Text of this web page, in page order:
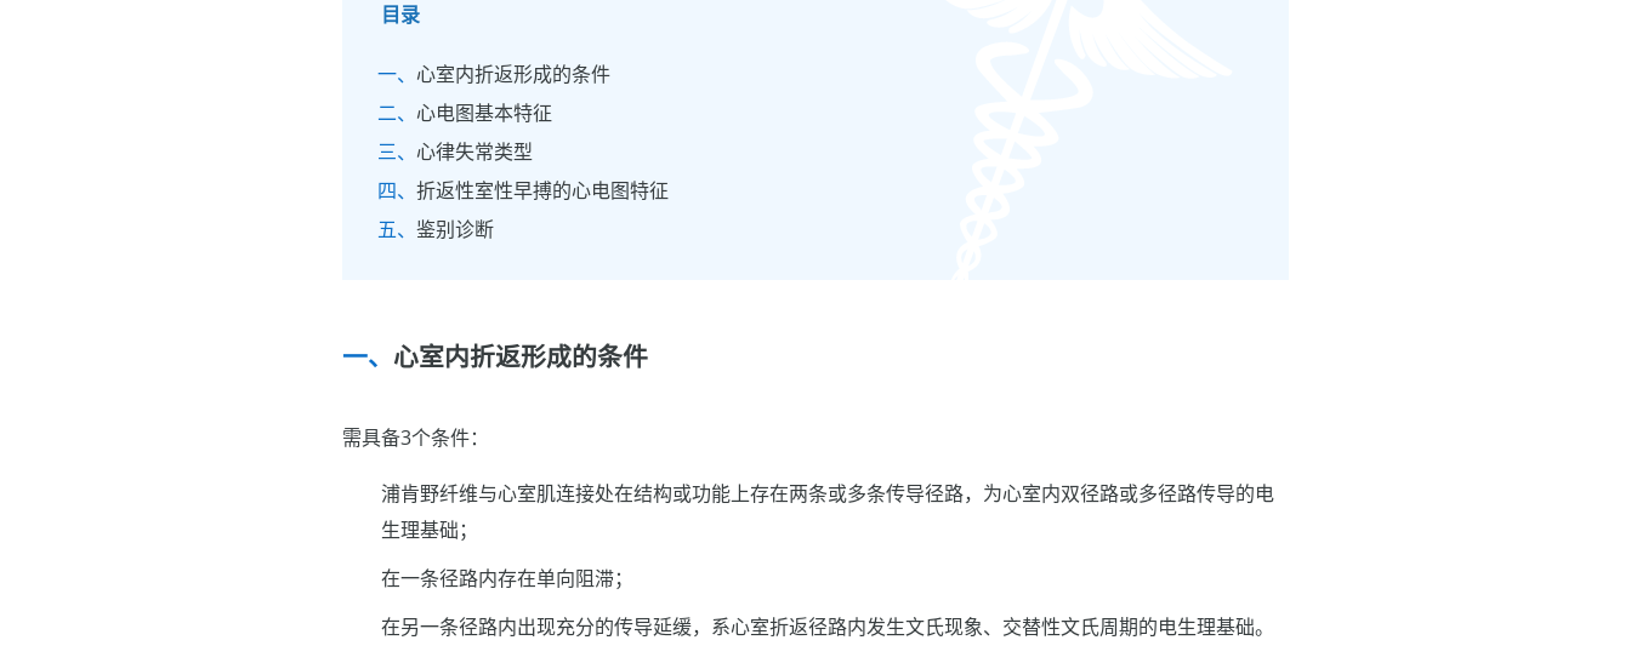
目录
心室内折返形成的条件
心电图基本特征
心律失常类型
折返性室性早搏的心电图特征
鉴别诊断
心室内折返形成的条件
需具备3个条件：
浦肯野纤维与心室肌连接处在结构或功能上存在两条或多条传导径路，为心室内双径路或多径路传导的电
生理基础；
在一条径路内存在单向阻滞；
在另一条径路内出现充分的传导延缓，系心室折返径路内发生文氏现象、交替性文氏周期的电生理基础。